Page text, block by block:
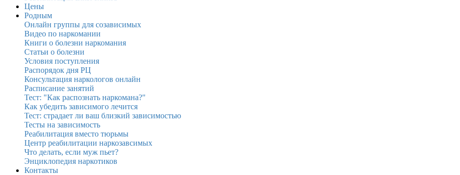
Цены
Родным
Онлайн группы для созависимых
Видео по наркомании
Книги о болезни наркомания
Статьи о болезни
Условия поступления
Распорядок дня РЦ
Консультация наркологов онлайн
Расписание занятий
Тест: "Как распознать наркомана?"
Как убедить зависимого лечится
Тест: страдает ли ваш близкий зависимостью
Тесты на зависимость
Реабилитация вместо тюрьмы
Центр реабилитации наркозавсимых
Что делать, если муж пьет?
Энциклопедия наркотиков
Контакты